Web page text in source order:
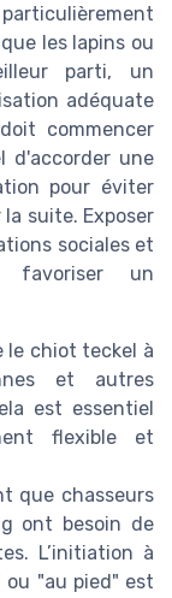
les lapins ou
parti, un
adéquate
commencer
d'accorder une
pour éviter
suite. Exposer
sociales et
favoriser un
le chiot teckel à
et autres
est essentiel
flexible et
que chasseurs
ont besoin de
L’initiation à
ou "au pied" est